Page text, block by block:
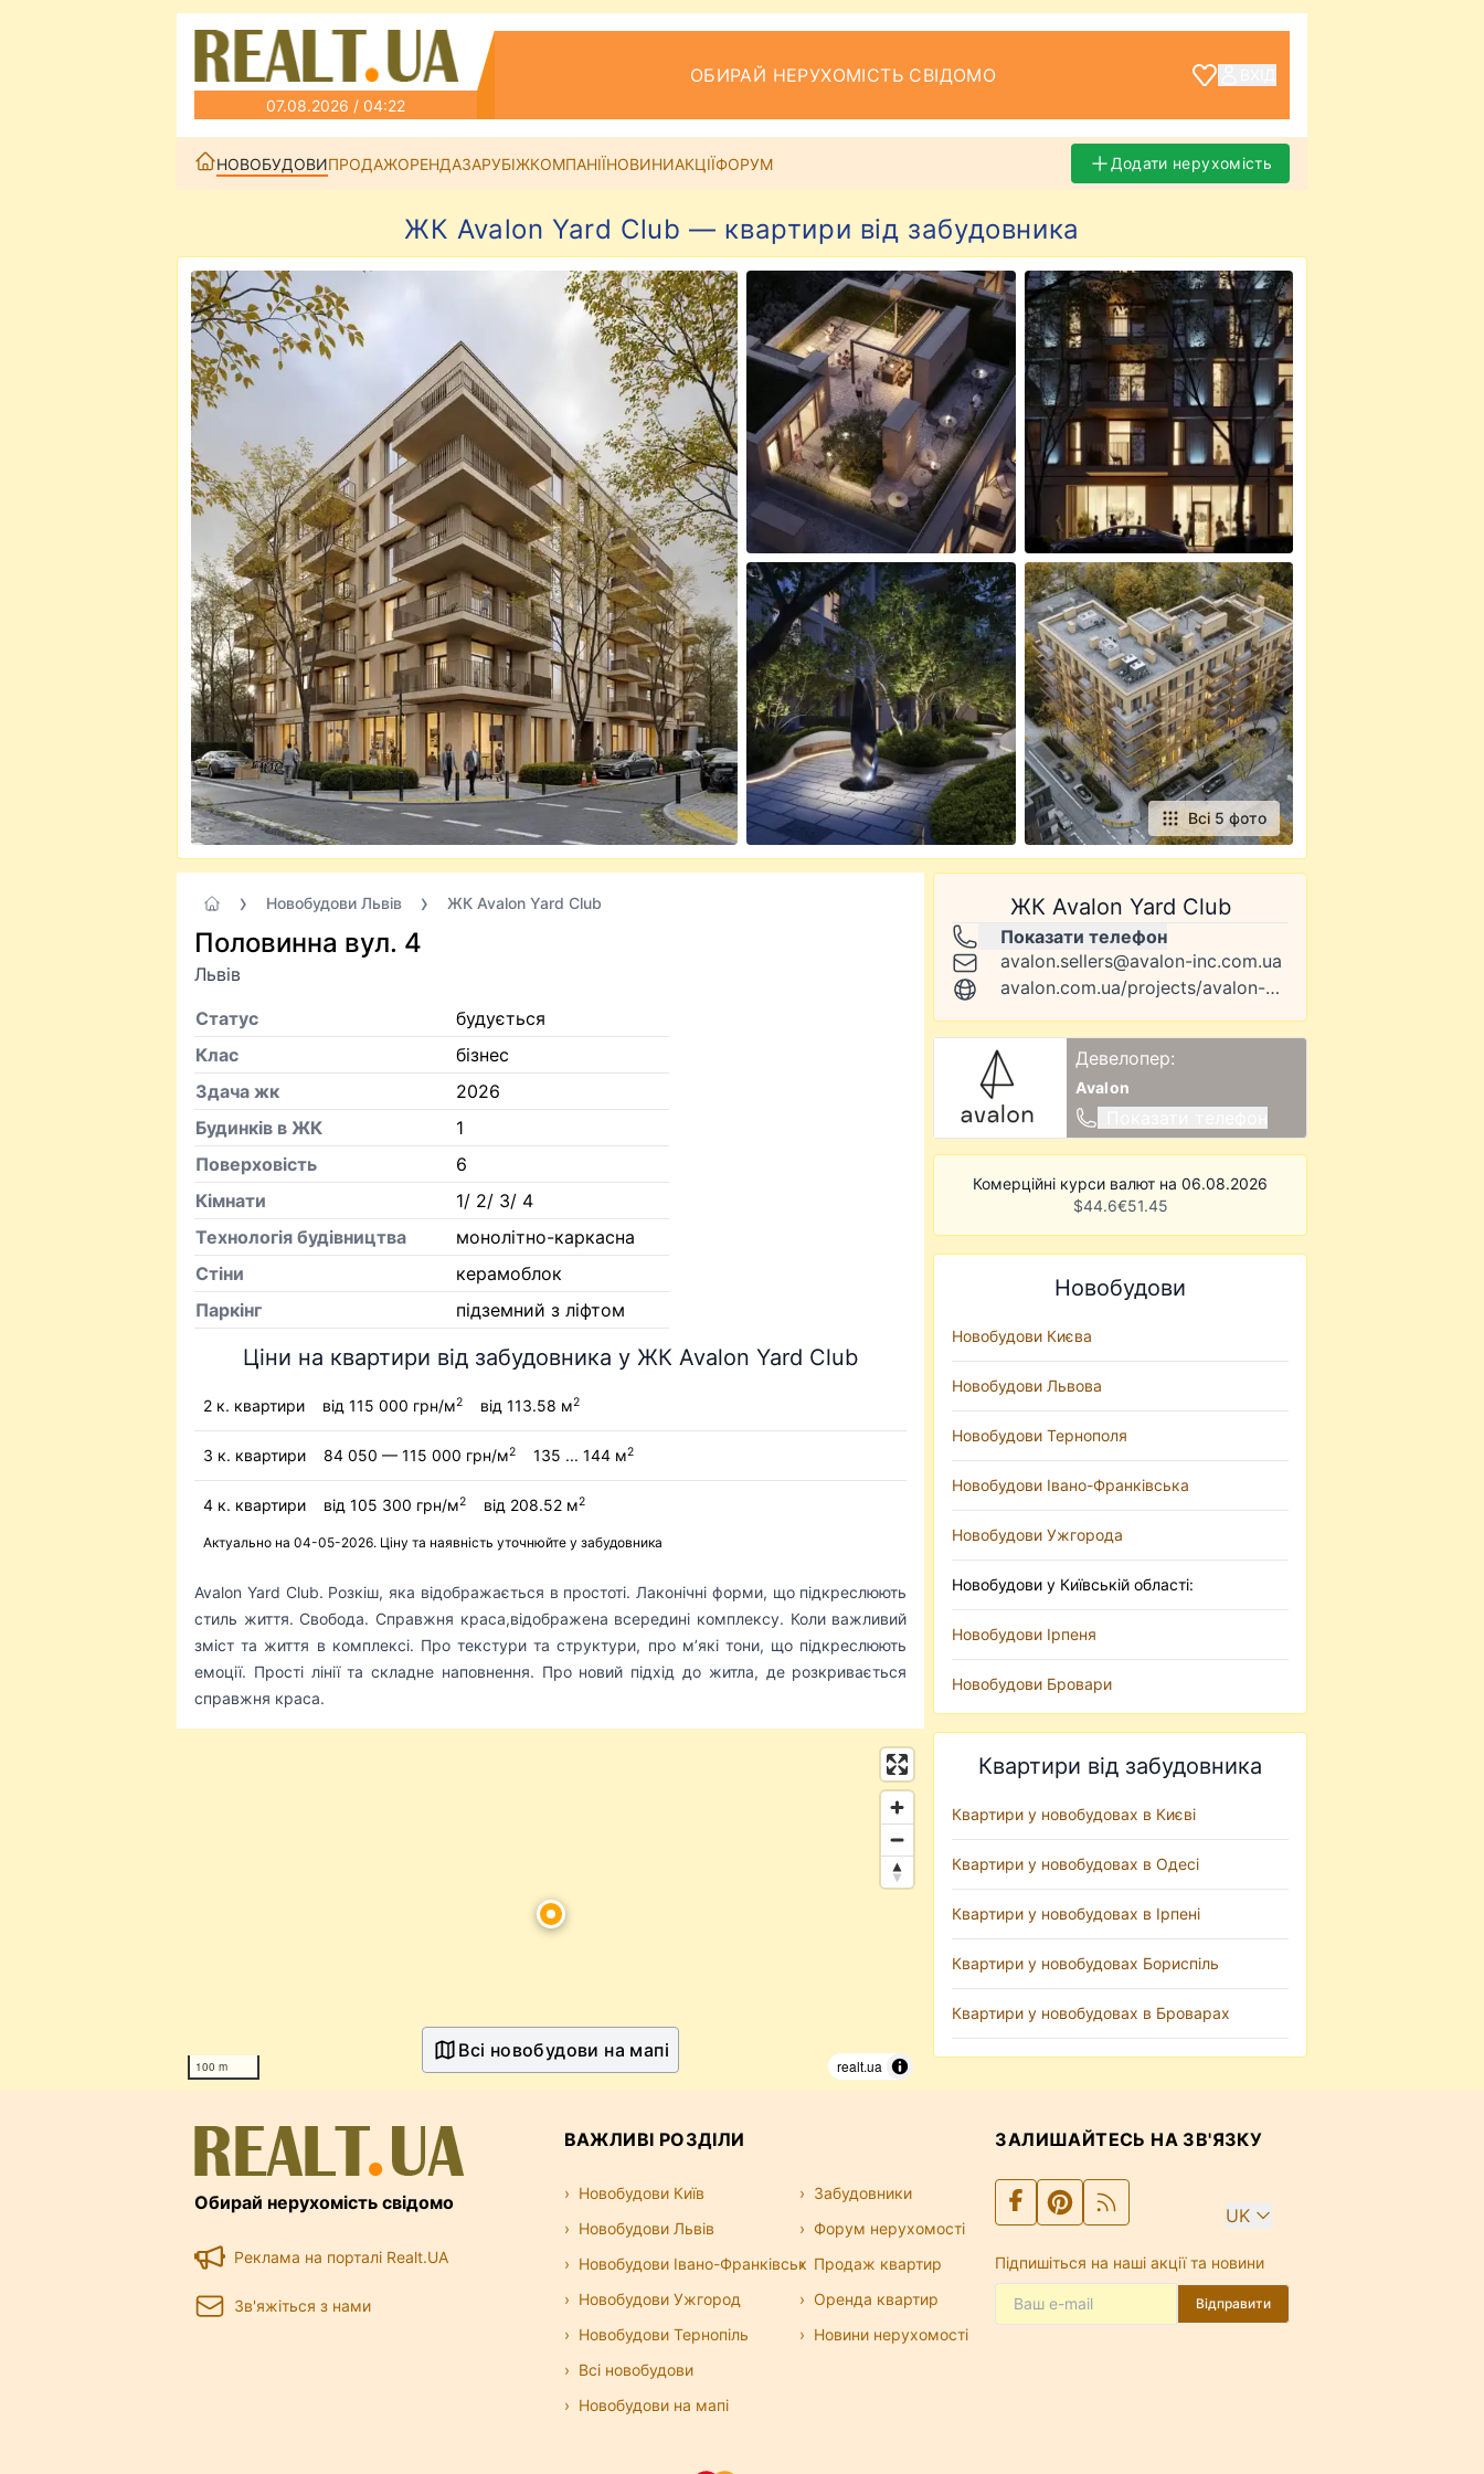
07.08.2026 / 04:22
ОБИРАЙ НЕРУХОМІСТЬ СВІДОМО
НОВОБУДОВИПРОДАЖОРЕНДАЗАРУБІЖКОМПАНІЇНОВИНИАКЦІЇФОРУМ Додати нерухомість
ЖК Avalon Yard Club — квартири від забудовника
Всі 5 фото
Новобудови Львів ЖК Avalon Yard Club
Половинна вул. 4
Львів
Статус
будується
Клас
бізнес
Здача жк
2026
Будинків в ЖК
1
Поверховість
6
Кiмнати
1/ 2/ 3/ 4
Технологія будівництва
монолітно-каркасна
Стіни
керамоблок
Паркінг
підземний з ліфтом
Ціни на квартири від забудовника у ЖК Avalon Yard Club
2 к. квартири від 115 000 грн/м2 від 113.58 м2
3 к. квартири 84 050 — 115 000 грн/м2 135 ... 144 м2
4 к. квартири від 105 300 грн/м2 від 208.52 м2
Актуально на 04-05-2026. Ціну та наявність уточнюйте у забудовника
Avalon Yard Club. Розкіш, яка відображається в простоті. Лаконічні форми, що підкреслюють
стиль життя. Свобода. Справжня краса,відображена всередині комплексу. Коли важливий
зміст та життя в комплексі. Про текстури та структури, про мʼякі тони, що підкреслюють
емоції. Прості лінії та складне наповнення. Про новий підхід до житла, де розкривається
справжня краса.
100 m realt.ua
Всі новобудови на мапі
ЖК Avalon Yard Club
Показати телефон
avalon.sellers@avalon-inc.com.ua
avalon.com.ua/projects/avalon-yard-club
Девелопер:
Avalon
Комерційні курси валют на 06.08.2026
$44.6€51.45
Новобудови
Новобудови Києва
Новобудови Львова
Новобудови Тернополя
Новобудови Івано-Франківська
Новобудови Ужгорода
Новобудови у Київській області:
Новобудови Ірпеня
Новобудови Бровари
Квартири від забудовника
Квартири у новобудовах в Києві
Квартири у новобудовах в Одесі
Квартири у новобудовах в Ірпені
Квартири у новобудовах Бориспіль
Квартири у новобудовах в Броварах
Обирай нерухомість свідомо
Реклама на порталі Realt.UA
Зв'яжіться з нами
ВАЖЛИВІ РОЗДІЛИ
Новобудови Київ
Новобудови Львів
Новобудови Івано-Франківськ
Новобудови Ужгород
Новобудови Тернопіль
Всі новобудови
Новобудови на мапі
Забудовники
Форум нерухомості
Продаж квартир
Оренда квартир
Новини нерухомості
ЗАЛИШАЙТЕСЬ НА ЗВ'ЯЗКУ
UK
Підпишіться на наші акції та новини
Відправити